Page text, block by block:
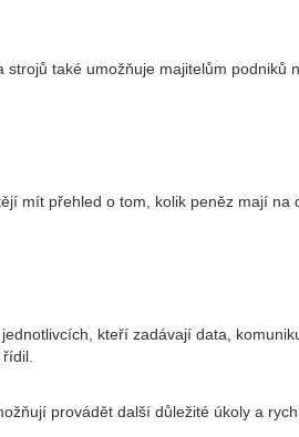
také umožňuje majitelům podniků
mít přehled o tom, kolik peněz mají na
kteří zadávají data,
provádět další důležité úkoly a